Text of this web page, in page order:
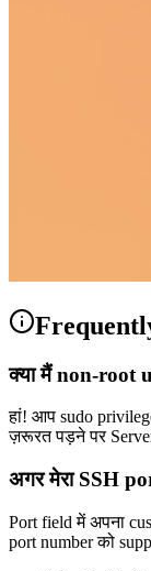
क्या मैं non-root
हां! आप sudo
ज़रूरत पड़ने पर Server
अगर मेरा SSH
Port field में अपना
port number को